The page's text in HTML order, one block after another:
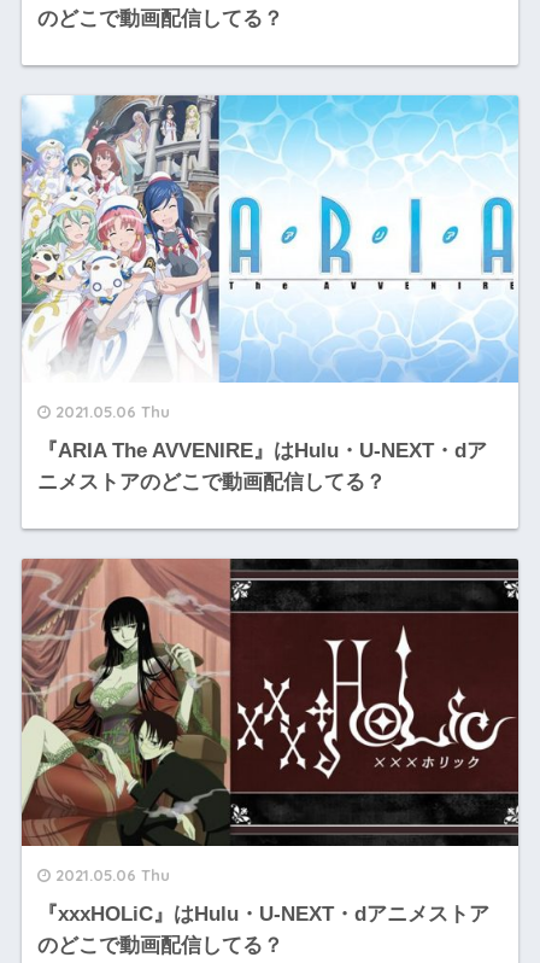
のどこで動画配信してる？
2021.05.06 Thu
『ARIA The AVVENIRE』はHulu・U-NEXT・dア
ニメストアのどこで動画配信してる？
2021.05.06 Thu
『xxxHOLiC』はHulu・U-NEXT・dアニメストア
のどこで動画配信してる？